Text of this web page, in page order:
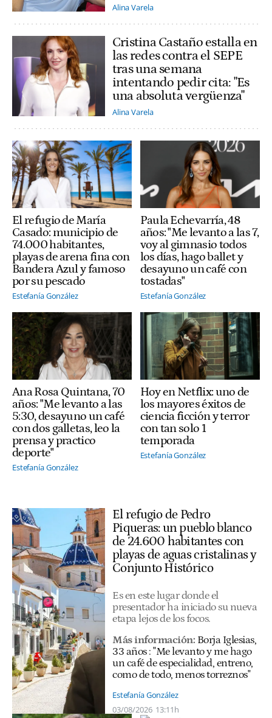
Alina Varela
Cristina Castaño estalla en
las redes contra el SEPE
tras una semana
intentando pedir cita: "Es
una absoluta vergüenza"
Alina Varela
El refugio de María
Casado: municipio de
74.000 habitantes,
playas de arena fina con
Bandera Azul y famoso
por su pescado
Estefanía González
Paula Echevarría, 48
años: "Me levanto a las 7,
voy al gimnasio todos
los días, hago ballet y
desayuno un café con
tostadas"
Estefanía González
Ana Rosa Quintana, 70
años: "Me levanto a las
5:30, desayuno un café
con dos galletas, leo la
prensa y practico
deporte"
Estefanía González
Hoy en Netflix: uno de
los mayores éxitos de
ciencia ficción y terror
con tan solo 1
temporada
Estefanía González
El refugio de Pedro
Piqueras: un pueblo blanco
de 24.600 habitantes con
playas de aguas cristalinas y
Conjunto Histórico
Es en este lugar donde el
presentador ha iniciado su nueva
etapa lejos de los focos.
Más información: Borja Iglesias,
33 años : "Me levanto y me hago
un café de especialidad, entreno,
como de todo, menos torreznos"
Estefanía González
03/08/2026 13:11h